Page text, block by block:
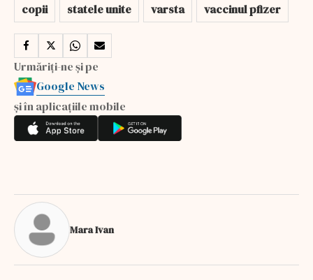
copii statele unite varsta vaccinul pfizer
Urmăriți-ne și pe
Google News
și în aplicațiile mobile
Mara Ivan